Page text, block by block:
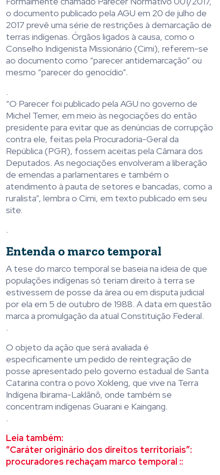
o documento publicado pela AGU em 20 de julho de
2017 prevê uma série de restrições à demarcação de
terras indígenas. Órgãos ligados à causa, como o
Conselho Indigenista Missionário (Cimi), referem-se
ao documento como “parecer antidemarcação” ou
mesmo “parecer do genocídio”.
.
“O Parecer foi publicado pela AGU no governo de
Michel Temer, em meio às negociações do então
presidente para evitar que as denúncias de corrupção
contra ele, feitas pela Procuradoria-Geral da
República (PGR), fossem aceitas pela Câmara dos
Deputados. As negociações envolveram a liberação
de emendas a parlamentares e também o
atendimento à pauta de setores e bancadas, como a
ruralista”, lembra o Cimi, em texto publicado em seu
site.
.
Entenda o marco temporal
A tese do marco temporal se baseia na ideia de que
populações indígenas só teriam direito à terra se
estivessem de posse da área ou em disputa judicial
por ela em 5 de outubro de 1988. A data em questão
marca a promulgação da atual Constituição Federal.
.
O objeto da ação que será avaliada é
especificamente um pedido de reintegração de
posse apresentado pelo governo estadual de Santa
Catarina contra o povo Xokleng, que vive na Terra
Indígena Ibirama-Laklãnõ, onde também se
concentram indígenas Guarani e Kaingang.
.
Leia também:
“Caráter originário dos direitos territoriais”:
procuradores rechaçam marco temporal ::